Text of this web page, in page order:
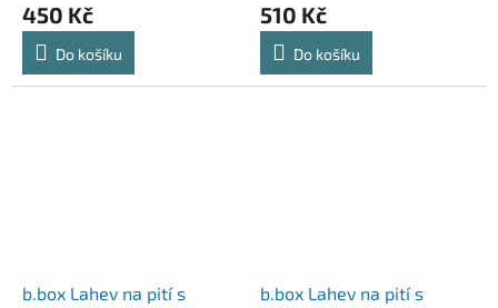
450 Kč
Do košíku
510 Kč
Do košíku
b.box Lahev na pití s
b.box Lahev na pití s